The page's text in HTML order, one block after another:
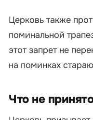
Церковь также
поминальной
этот запрет не
на поминках
Что не